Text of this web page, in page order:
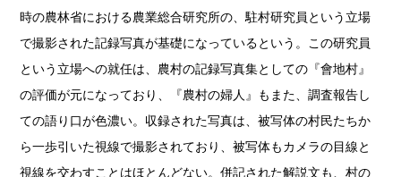
時の農林省における農業総合研究所の、駐村研究員という立場
で撮影された記録写真が基礎になっているという。この研究員
という立場への就任は、農村の記録写真集としての『會地村』
の評価が元になっており、『農村の婦人』もまた、調査報告し
ての語り口が色濃い。収録された写真は、被写体の村民たちか
ら一歩引いた視線で撮影されており、被写体もカメラの目線と
視線を交わすことはほとんどない。併記された解説文も、村の